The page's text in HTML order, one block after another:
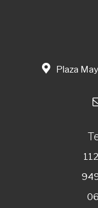
Plaza
112